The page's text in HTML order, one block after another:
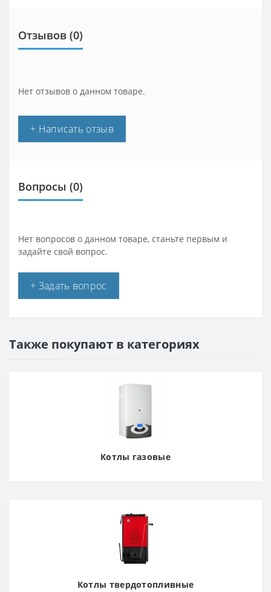
Отзывов (0)
Нет отзывов о данном товаре.
+ Написать отзыв
Вопросы (0)
Нет вопросов о данном товаре, станьте первым и
задайте свой вопрос.
+ Задать вопрос
Также покупают в категориях
Котлы газовые
Котлы твердотопливные